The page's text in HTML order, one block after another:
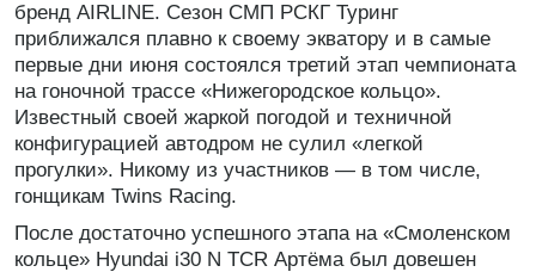
бренд AIRLINE. Сезон СМП РСКГ Туринг
приближался плавно к своему экватору и в самые
первые дни июня состоялся третий этап чемпионата
на гоночной трассе «Нижегородское кольцо».
Известный своей жаркой погодой и техничной
конфигурацией автодром не сулил «легкой
прогулки». Никому из участников — в том числе,
гонщикам Twins Racing.
После достаточно успешного этапа на «Смоленском
кольце» Hyundai i30 N TCR Артёма был довешен